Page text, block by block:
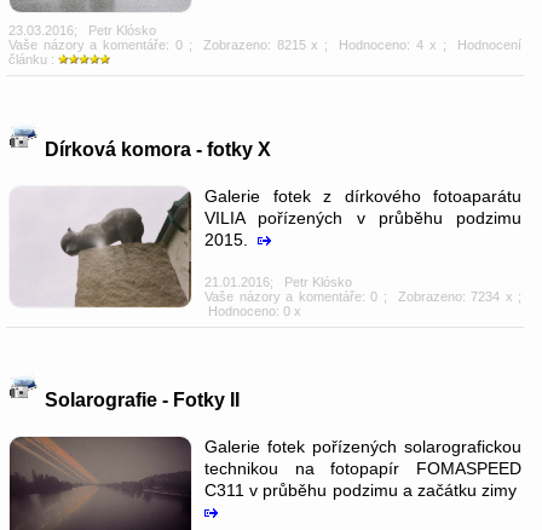
23.03.2016; Petr Klósko
Vaše názory a komentáře: 0; Zobrazeno: 8215 x ; Hodnoceno: 4 x ; Hodnocení
článku :
Dírková komora - fotky X
Galerie fotek z dírkového fotoaparátu
VILIA pořízených v průběhu podzimu
2015.
21.01.2016; Petr Klósko
Vaše názory a komentáře: 0 ; Zobrazeno: 7234 x ;
Hodnoceno: 0 x
Solarografie - Fotky II
Galerie fotek pořízených solarografickou
technikou na fotopapír FOMASPEED
C311 v průběhu podzimu a začátku zimy